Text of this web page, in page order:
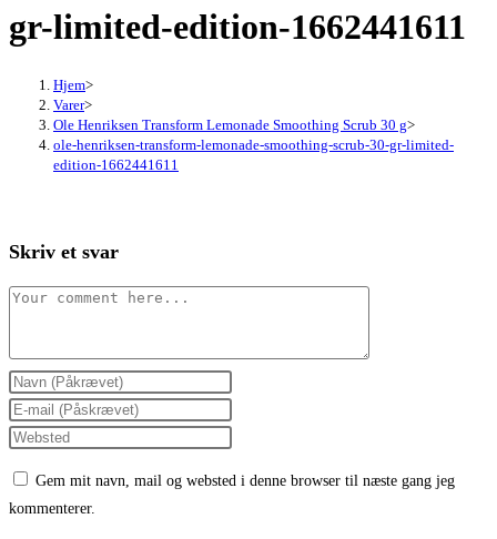
gr-limited-edition-1662441611
Hjem>
Varer>
Ole Henriksen Transform Lemonade Smoothing Scrub 30 g>
ole-henriksen-transform-lemonade-smoothing-scrub-30-gr-limited-
edition-1662441611
Skriv et svar
Comment
Enter
your
name
Enter
your
Enter
Gem mit navn, mail og websted i denne browser til næste gang jeg
kommenterer.